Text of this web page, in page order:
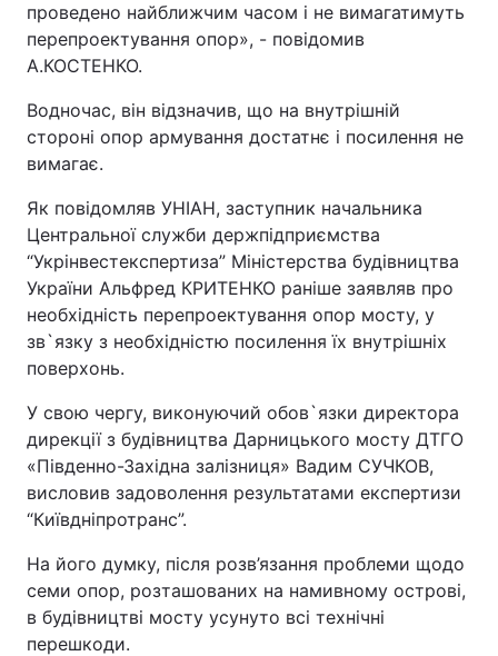
проведено найближчим часом і не вимагатимуть
перепроектування опор», - повідомив
А.КОСТЕНКО.
Водночас, він відзначив, що на внутрішній
стороні опор армування достатнє і посилення не
вимагає.
Як повідомляв УНІАН, заступник начальника
Центральної служби держпідприємства
“Укрінвестекспертиза” Міністерства будівництва
України Альфред КРИТЕНКО раніше заявляв про
необхідність перепроектування опор мосту, у
зв`язку з необхідністю посилення їх внутрішніх
поверхонь.
У свою чергу, виконуючий обов`язки директора
дирекції з будівництва Дарницького мосту ДТГО
«Південно-Західна залізниця» Вадим СУЧКОВ,
висловив задоволення результатами експертизи
“Київдніпротранс”.
На його думку, після розв’язання проблеми щодо
семи опор, розташованих на намивному острові,
в будівництві мосту усунуто всі технічні
перешкоди.